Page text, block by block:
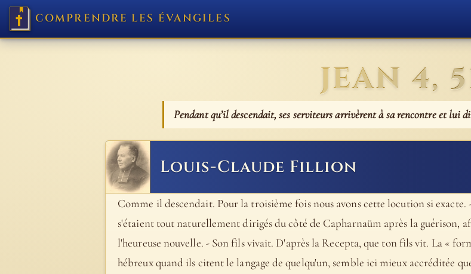
COMPRENDRE LES ÉVANGILES
JEAN 4,
Pendant qu’il descendait, ses serviteurs arrivèrent à sa rencontre et lui
Louis-Claude Fillion
Comme il descendait. Pour la troisième fois nous avons cette locution si
s'étaient tout naturellement dirigés du côté de Capharnaüm après la
l'heureuse nouvelle. - Son fils vivait. D'après la Recepta, que ton fils vit. La «
hébreux quand ils citent le langage de quelqu'un, semble ici mieux accréditée